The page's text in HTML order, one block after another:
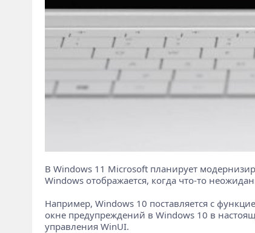
В Windows 11 Microsoft планирует
Windows отображается, когда что-то
Например, Windows 10 поставляется с
окне предупреждений в Windows 10 в
управления WinUI.